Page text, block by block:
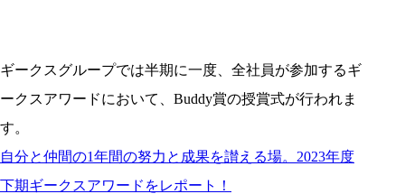
ギークスグループでは半期に一度、全社員が参加するギ
ークスアワードにおいて、Buddy賞の授賞式が行われま
す。
自分と仲間の1年間の努力と成果を讃える場。2023年度
下期ギークスアワードをレポート！